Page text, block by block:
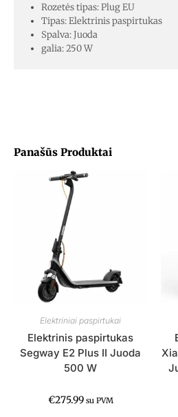
Panašūs Produktai
Elektriniai paspirtukai
Elektrinis paspirtukas
Segway E2 Plus II Juoda
500 W
€275.99 su PVM
Rozetės tipas: Plug EU
Tipas: Elektrinis paspirtukas
Spalva: Juoda
galia: 250 W